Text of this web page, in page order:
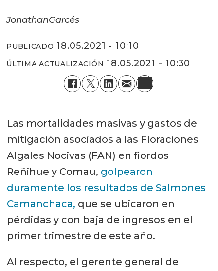
JonathanGarcés
PUBLICADO 18.05.2021 - 10:10
ÚLTIMA ACTUALIZACIÓN 18.05.2021 - 10:30
Las mortalidades masivas y gastos de
mitigación asociados a las Floraciones
Algales Nocivas (FAN) en fiordos
Reñihue y Comau, golpearon
duramente los resultados de Salmones
Camanchaca, que se ubicaron en
pérdidas y con baja de ingresos en el
primer trimestre de este año.
Al respecto, el gerente general de